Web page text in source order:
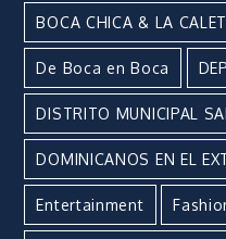
BOCA CHICA & LA
De Boca en Boca
DISTRITO MUNICIPAL
DOMINICANOS EN EL
Entertainment